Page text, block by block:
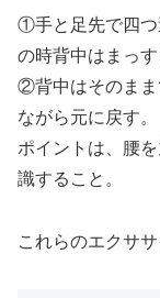
①手と足先で四つ
の時背中はまっす
②背中はそのまま
ながら元に戻す。
ポイントは、腰
識すること。
これらのエクサ